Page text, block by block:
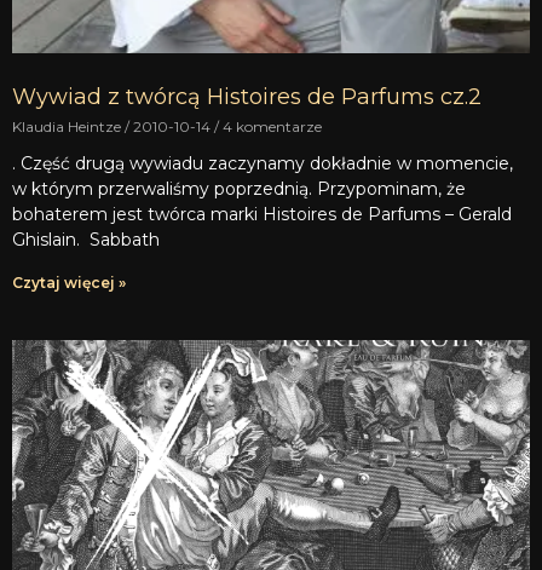
Wywiad z twórcą Histoires de Parfums cz.2
Klaudia Heintze 2010-10-14 4 komentarze
. Część drugą wywiadu zaczynamy dokładnie w momencie,
w którym przerwaliśmy poprzednią. Przypominam, że
bohaterem jest twórca marki Histoires de Parfums – Gerald
Ghislain. Sabbath
Czytaj więcej »